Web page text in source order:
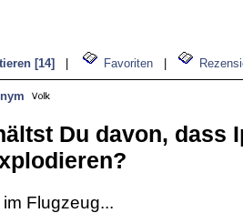
[14] Favoriten
Du davon, dass
Flugzeug...